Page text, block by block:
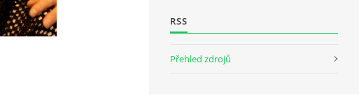
RSS
Přehled zdrojů